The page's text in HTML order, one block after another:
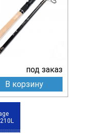
под заказ
В корзину